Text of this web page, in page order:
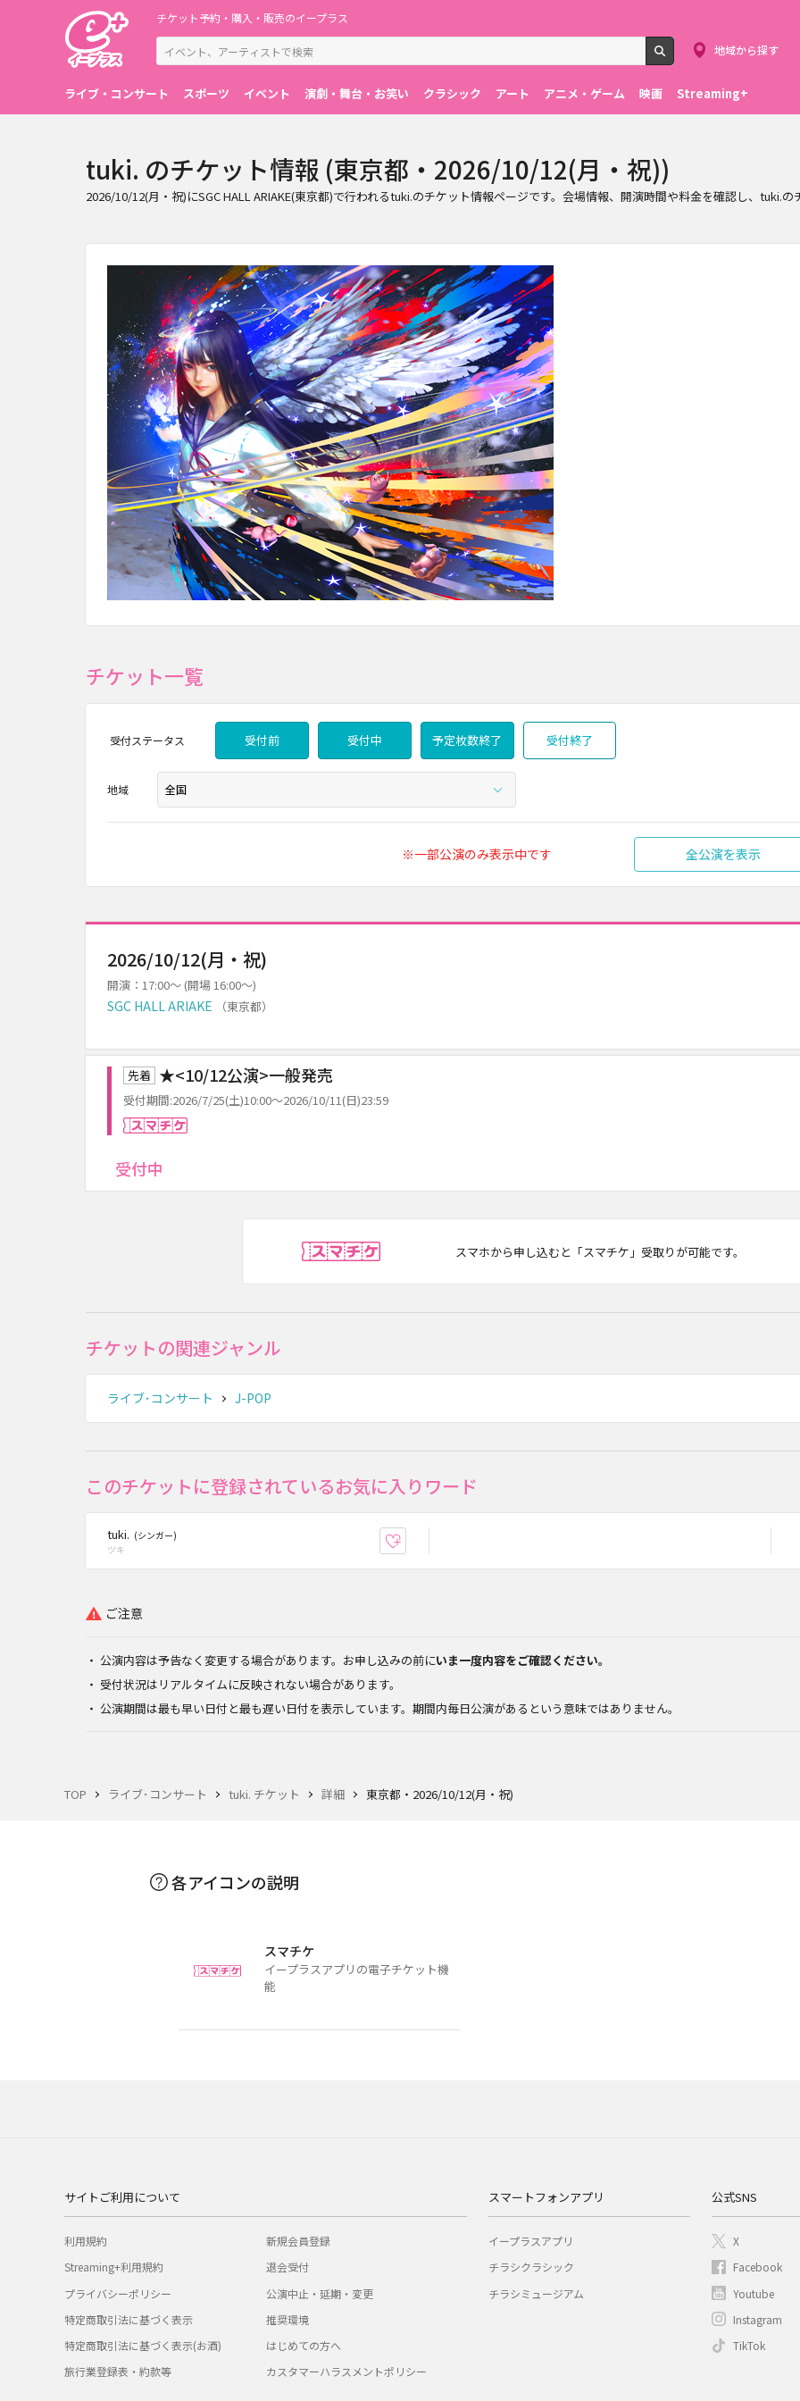
チケット予約・購入・販売のイープラス
検索
地域から探す
ライブ・コンサート スポーツ イベント 演劇・舞台・お笑い クラシック アート アニメ・ゲーム 映画 Streaming+
TOP ライブ･コンサート tuki. チケット 詳細 東京都・2026/10/12(月・祝)
tuki. のチケット情報 (東京都・2026/10/12(月・祝))
2026/10/12(月・祝)にSGC HALL ARIAKE(東京都)で行われるtuki.のチケット情報ページです。会場情報、開演時間や料金を確認し、tuki.
チケット一覧
受付ステータス 受付前 受付中 予定枚数終了 受付終了
地域
※一部公演のみ表示中です 全公演を表示
2026/10/12(月・祝)
開演：17:00～ (開場 16:00～)
SGC HALL ARIAKE （東京都）
先着 ★<10/12公演>一般発売
受付期間:2026/7/25(土)10:00～2026/10/11(日)23:59
受付中
スマホから申し込むと「スマチケ」受取りが可能です。
チケットの関連ジャンル
ライブ･コンサート J-POP
このチケットに登録されているお気に入りワード
tuki. (シンガー)
ツキ
ご注意
公演内容は予告なく変更する場合があります。お申し込みの前にいま一度内容をご確認ください。
受付状況はリアルタイムに反映されない場合があります。
公演期間は最も早い日付と最も遅い日付を表示しています。期間内毎日公演があるという意味ではありません。
各アイコンの説明
スマチケ
イープラスアプリの電子チケット機
能
サイトご利用について
利用規約
Streaming+利用規約
プライバシーポリシー
特定商取引法に基づく表示
特定商取引法に基づく表示(お酒)
旅行業登録表・約款等
新規会員登録
退会受付
公演中止・延期・変更
推奨環境
はじめての方へ
カスタマーハラスメントポリシー
スマートフォンアプリ
イープラスアプリ
チラシクラシック
チラシミュージアム
公式SNS
X
Facebook
Youtube
Instagram
TikTok